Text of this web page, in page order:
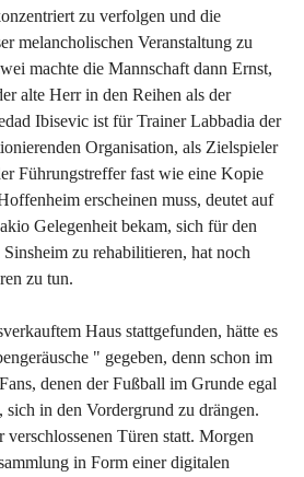
zu verfolgen und die
melancholischen Veranstaltung zu
machte die Mannschaft dann Ernst,
alte Herr in den Reihen als der
Ibisevic ist für Trainer Labbadia der
Organisation, als Zielspieler
Führungstreffer fast wie eine Kopie
erscheinen muss, deutet auf
Gelegenheit bekam, sich für den
zu rehabilitieren, hat noch
zu tun.
Haus stattgefunden, hätte es
" gegeben, denn schon im
denen der Fußball im Grunde egal
sich in den Vordergrund zu drängen.
Türen statt. Morgen
in Form einer digitalen